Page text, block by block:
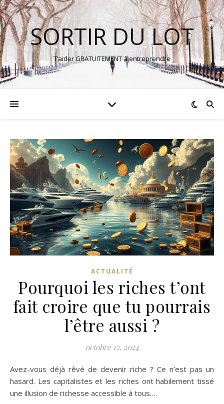
SORTIR DU LOT
T’aider GRATUITEMENT à entreprendre
ACTUALITÉ
Pourquoi les riches t’ont
fait croire que tu pourrais
l’être aussi ?
octobre 12, 2024
Avez-vous déjà rêvé de devenir riche ? Ce n’est pas un
hasard. Les capitalistes et les riches ont habilement tissé
une illusion de richesse accessible à tous.…